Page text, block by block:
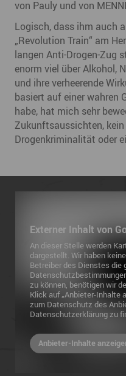
von Pauly und von
Logisch, dass ihm auch
„Revolution Train“ am
langen Anti-Drogen-Zug
enorm viel über Alkohol,
und ihre verheerende
basiert auf einer wahren
habe, hat mich sehr
Zukunftsaussichten,
Drogenkriminalität oder
Externer Inhalt von
An dieser Stelle werden
dargestellt. Wir haben
Betreiber des Dienstes die
zu können, benötigen wir
Klick auf „Anbieter-Inhalte
zum Datenschutz des
Datenschutzerklärung zu
Anbieter-Inhalte